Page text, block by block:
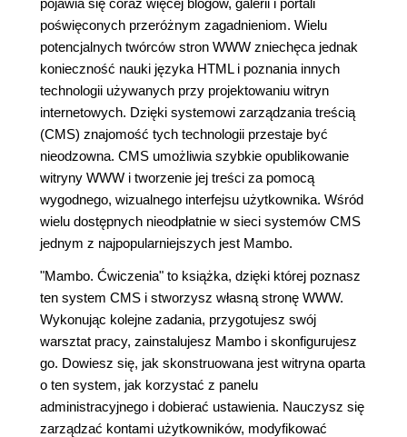
pojawia się coraz więcej blogów, galerii i portali
poświęconych przeróżnym zagadnieniom. Wielu
potencjalnych twórców stron WWW zniechęca jednak
konieczność nauki języka HTML i poznania innych
technologii używanych przy projektowaniu witryn
internetowych. Dzięki systemowi zarządzania treścią
(CMS) znajomość tych technologii przestaje być
nieodzowna. CMS umożliwia szybkie opublikowanie
witryny WWW i tworzenie jej treści za pomocą
wygodnego, wizualnego interfejsu użytkownika. Wśród
wielu dostępnych nieodpłatnie w sieci systemów CMS
jednym z najpopularniejszych jest Mambo.
"Mambo. Ćwiczenia" to książka, dzięki której poznasz
ten system CMS i stworzysz własną stronę WWW.
Wykonując kolejne zadania, przygotujesz swój
warsztat pracy, zainstalujesz Mambo i skonfigurujesz
go. Dowiesz się, jak skonstruowana jest witryna oparta
o ten system, jak korzystać z panelu
administracyjnego i dobierać ustawienia. Nauczysz się
zarządzać kontami użytkowników, modyfikować